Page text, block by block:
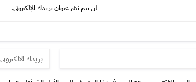
لن يتم نشر عنوان بريدك الإلكتروني.